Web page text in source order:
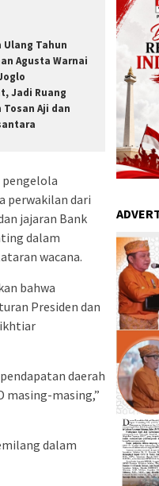
Ulang Tahun
Agusta Warnai
Jadi Ruang
Aji dan
pengelola
perwakilan dari
jajaran Bank
dalam
wacana.
bahwa
Presiden dan
daerah
masing-masing,”
dalam